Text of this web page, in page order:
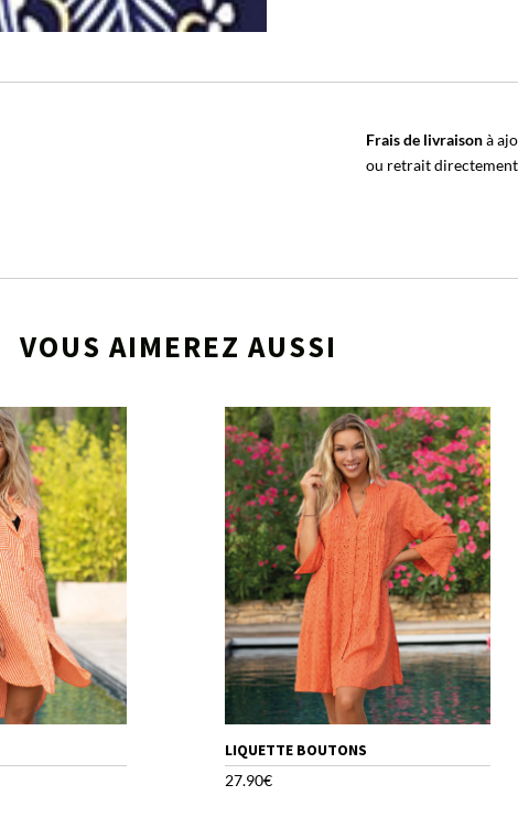
Frais de livraisonà
ou retrait directement
VOUS AIMEREZ AUSSI
LIQUETTE BOUTONS
27.90€